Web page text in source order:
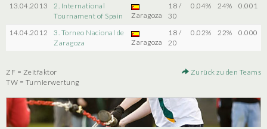
13.04.2013
2. International
Tournament of Spain
Zaragoza
18 /
30
0.04% 24% 0.001
14.04.2012
3. Torneo Nacional de
Zaragoza
Zaragoza
18 /
20
0.02% 22% 0.000
ZF = Zeitfaktor
TW = Turnierwertung
Zurück zu den Teams